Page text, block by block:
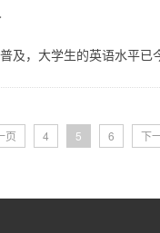
及，大学生的英语水平
页 4 5 6 下